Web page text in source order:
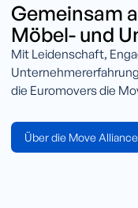
Gemeinsam
Möbel- und
Mit Leidenschaft,
die Euromovers die
Über die Move Alliance